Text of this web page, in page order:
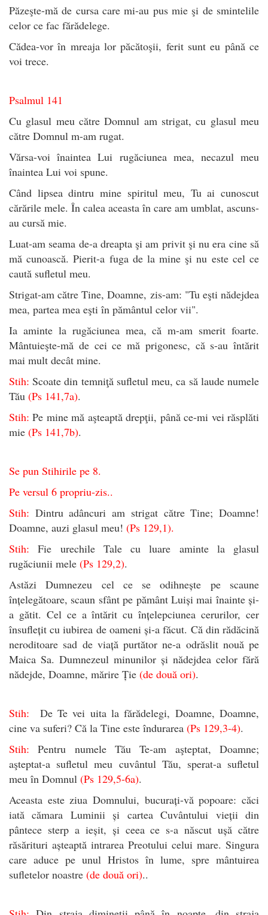
Păzeşte-mă de cursa care mi-au pus mie şi de smintelile
celor ce fac fărădelege.
Cădea-vor în mreaja lor păcătoşii, ferit sunt eu până ce
voi trece.
Psalmul 141
Cu glasul meu către Domnul am strigat, cu glasul meu
către Domnul m-am rugat.
Vărsa-voi înaintea Lui rugăciunea mea, necazul meu
înaintea Lui voi spune.
Când lipsea dintru mine spiritul meu, Tu ai cunoscut
cărările mele. În calea aceasta în care am umblat, ascuns-
au cursă mie.
Luat-am seama de-a dreapta şi am privit şi nu era cine să
mă cunoască. Pierit-a fuga de la mine şi nu este cel ce
caută sufletul meu.
Strigat-am către Tine, Doamne, zis-am: "Tu eşti nădejdea
mea, partea mea eşti în pământul celor vii".
Ia aminte la rugăciunea mea, că m-am smerit foarte.
Mântuieşte-mă de cei ce mă prigonesc, că s-au întărit
mai mult decât mine.
Stih: Scoate din temniţă sufletul meu, ca să laude numele
Tău (Ps 141,7a).
Stih: Pe mine mă aşteaptă drepţii, până ce-mi vei răsplăti
mie (Ps 141,7b).
Se pun Stihirile pe 8.
Pe versul 6 propriu-zis..
Stih: Dintru adâncuri am strigat către Tine; Doamne!
Doamne, auzi glasul meu! (Ps 129,1).
Stih: Fie urechile Tale cu luare aminte la glasul
rugăciunii mele (Ps 129,2).
Astăzi Dumnezeu cel ce se odihnește pe scaune
înțelegătoare, scaun sfânt pe pământ Luiși mai înainte și-
a gătit. Cel ce a întărit cu înțelepciunea cerurilor, cer
însuflețit cu iubirea de oameni și-a făcut. Că din rădăcină
neroditoare sad de viață purtător ne-a odrăslit nouă pe
Maica Sa. Dumnezeul minunilor și nădejdea celor fără
nădejde, Doamne, mărire Ție (de două ori).
Stih:
De Te vei uita la fărădelegi, Doamne, Doamne,
cine va suferi? Că la Tine este îndurarea (Ps 129,3-4).
Stih: Pentru numele Tău Te-am aşteptat, Doamne;
aşteptat-a sufletul meu cuvântul Tău, sperat-a sufletul
meu în Domnul (Ps 129,5-6a).
Aceasta este ziua Domnului, bucurați-vă popoare: căci
iată cămara Luminii și cartea Cuvântului vieții din
pântece sterp a ieșit, și ceea ce s-a născut ușă către
răsărituri așteaptă intrarea Preotului celui mare. Singura
care aduce pe unul Hristos în lume, spre mântuirea
sufletelor noastre (de două ori)..